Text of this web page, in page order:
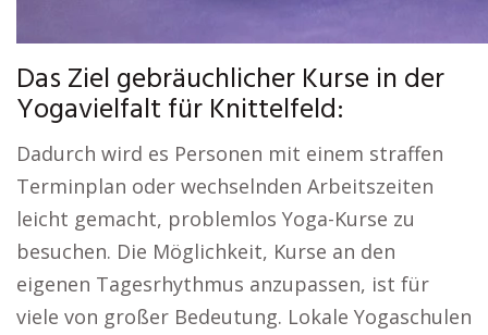
Das Ziel gebräuchlicher Kurse in der
Yogavielfalt für Knittelfeld:
Dadurch wird es Personen mit einem straffen
Terminplan oder wechselnden Arbeitszeiten
leicht gemacht, problemlos Yoga-Kurse zu
besuchen. Die Möglichkeit, Kurse an den
eigenen Tagesrhythmus anzupassen, ist für
viele von großer Bedeutung. Lokale Yogaschulen